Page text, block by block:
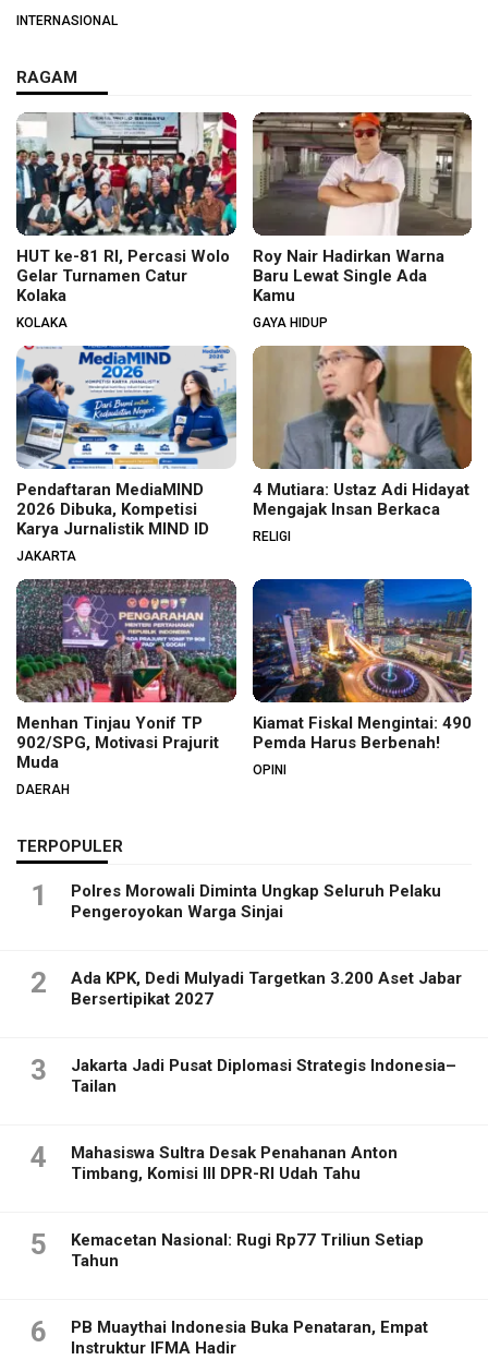
Hungaria
INTERNASIONAL
RAGAM
HUT ke-81 RI, Percasi Wolo
Gelar Turnamen Catur
Kolaka
KOLAKA
Roy Nair Hadirkan Warna
Baru Lewat Single Ada
Kamu
GAYA HIDUP
Pendaftaran MediaMIND
2026 Dibuka, Kompetisi
Karya Jurnalistik MIND ID
JAKARTA
4 Mutiara: Ustaz Adi Hidayat
Mengajak Insan Berkaca
RELIGI
Menhan Tinjau Yonif TP
902/SPG, Motivasi Prajurit
Muda
DAERAH
Kiamat Fiskal Mengintai: 490
Pemda Harus Berbenah!
OPINI
TERPOPULER
1
Polres Morowali Diminta Ungkap Seluruh Pelaku
Pengeroyokan Warga Sinjai
2
Ada KPK, Dedi Mulyadi Targetkan 3.200 Aset Jabar
Bersertipikat 2027
3
Jakarta Jadi Pusat Diplomasi Strategis Indonesia–
Tailan
4
Mahasiswa Sultra Desak Penahanan Anton
Timbang, Komisi III DPR-RI Udah Tahu
5
Kemacetan Nasional: Rugi Rp77 Triliun Setiap
Tahun
6
PB Muaythai Indonesia Buka Penataran, Empat
Instruktur IFMA Hadir